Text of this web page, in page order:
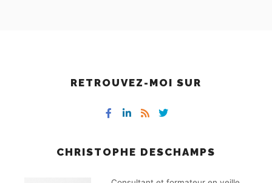
RETROUVEZ-MOI SUR
CHRISTOPHE DESCHAMPS